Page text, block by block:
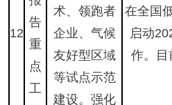
12
告
重
点
工
术、领跑者
企业、气候
友好型区域
等试点示范
建设。强化
在全国
启动
作。目